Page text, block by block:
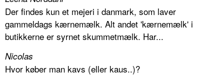
Der findes kun et mejeri i danmark, som laver
gammeldags kærnemælk. Alt andet 'kærnemælk' i
butikkerne er syrnet skummetmælk. Har...
Nicolas
Hvor køber man kavs (eller kaus..)?